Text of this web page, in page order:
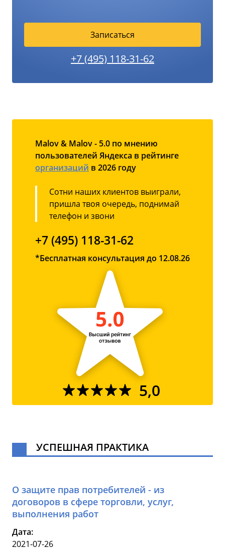
Записаться
+7 (495) 118-31-62
Malov & Malov - 5.0 по мнению
пользователей Яндекса в рейтинге
организаций в 2026 году
Сотни наших клиентов выиграли,
пришла твоя очередь, поднимай
телефон и звони
+7 (495) 118-31-62
*Бесплатная консультация до 12.08.26
5,0
УСПЕШНАЯ ПРАКТИКА
О защите прав потребителей - из
договоров в сфере торговли, услуг,
выполнения работ
Дата:
2021-07-26